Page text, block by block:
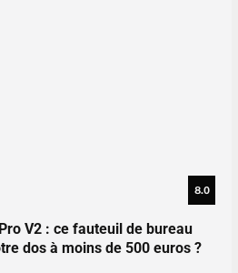
8.0
V2 : ce fauteuil de bureau
dos à moins de 500 euros ?